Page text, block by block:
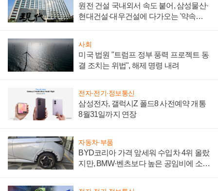
원전 건설 국내외서 속도 붙어, 삼성물산·
현대건설·대우건설에 다가오는 '약속의
사회
미국 법원 "트럼프 정부 풍력 프로젝트 동
결 조치는 위법", 해제 명령 내려
전자·전기·정보통신
삼성전자, 갤럭시Z 폴드8 사전예약 개통
8월31일까지 연장
자동차·부품
BYD코리아 가격 앞세워 수입차 4위 올랐
지만, BMW·벤츠보다 높은 공임비에 소비